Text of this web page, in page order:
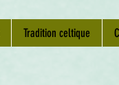
Tradition celtique